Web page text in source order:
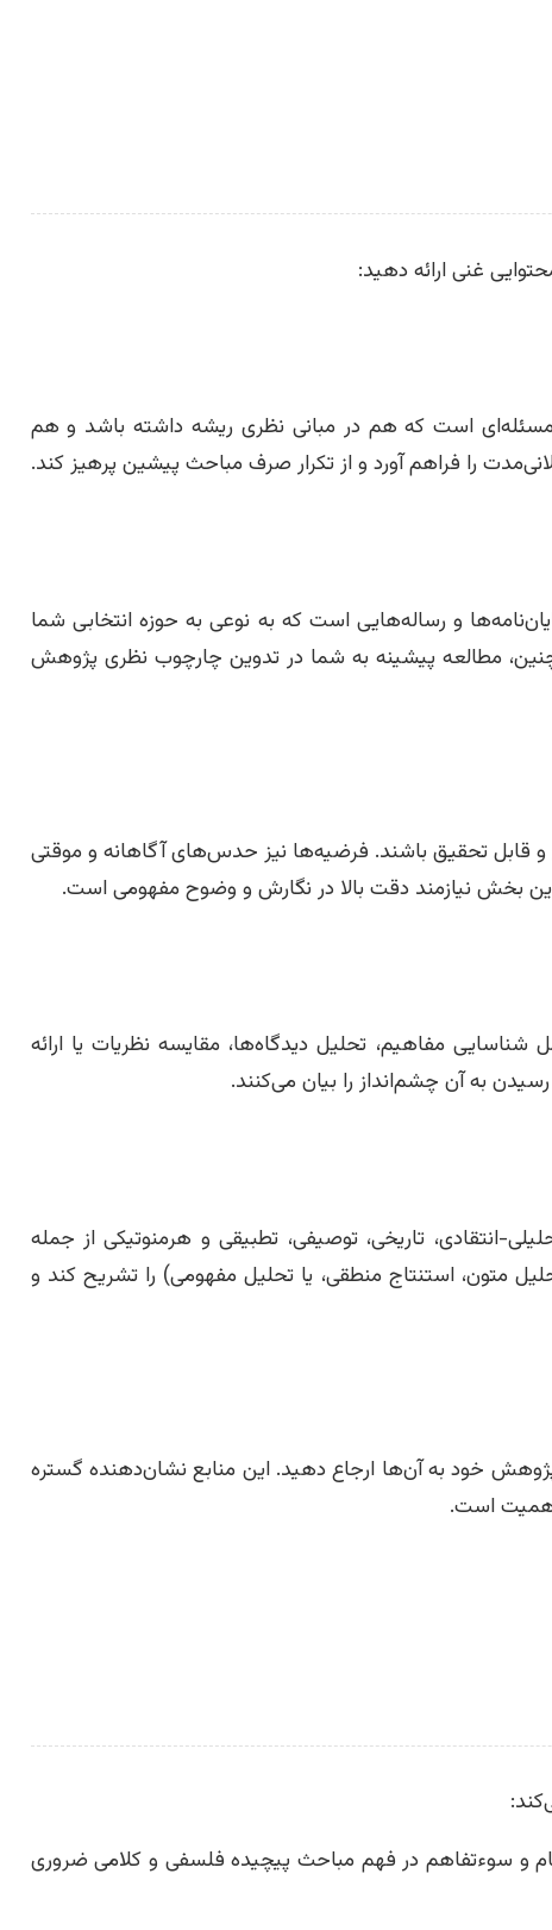
غنی ارائه دهید:
مسئله‌ای است که هم در مبانی نظری ریشه داشته باشد و هم
را فراهم آورد و از تکرار صرف مباحث پیشین پرهیز کند.
و رساله‌هایی است که به نوعی به حوزه انتخابی شما
مطالعه پیشینه به شما در تدوین چارچوب نظری پژوهش
تحقیق باشند. فرضیه‌ها نیز حدس‌های آگاهانه و موقتی
بخش نیازمند دقت بالا در نگارش و وضوح مفهومی است.
مفاهیم، تحلیل دیدگاه‌ها، مقایسه نظریات یا ارائه
به آن چشم‌انداز را بیان می‌کنند.
تاریخی، توصیفی، تطبیقی و هرمنوتیکی از جمله
متون، استنتاج منطقی، یا تحلیل مفهومی) را تشریح کند و
خود به آن‌ها ارجاع دهید. این منابع نشان‌دهنده گستره
اهمیت است.
و سوءتفاهم در فهم مباحث پیچیده فلسفی و کلامی ضروری